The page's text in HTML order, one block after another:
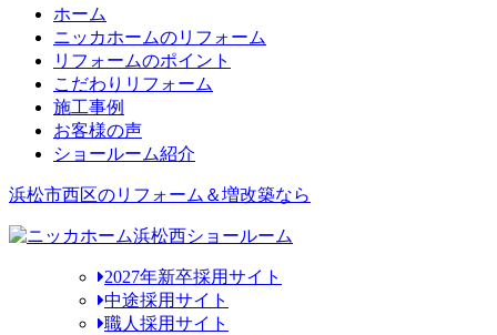
ホーム
ニッカホームのリフォーム
リフォームのポイント
こだわりリフォーム
施工事例
お客様の声
ショールーム紹介
浜松市西区のリフォーム＆増改築なら
2027年新卒採用サイト
中途採用サイト
職人採用サイト